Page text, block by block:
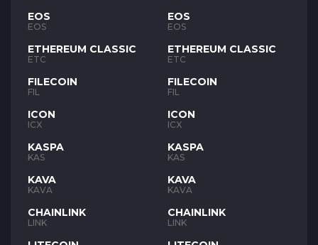
EOS
EOS
ETHEREUM CLASSIC
ETC
FILECOIN
FIL
ICON
ICX
KASPA
KAS
KAVA
KAVA
CHAINLINK
LINK
EOS
EOS
ETHEREUM CLASSIC
ETC
FILECOIN
FIL
ICON
ICX
KASPA
KAS
KAVA
KAVA
CHAINLINK
LINK